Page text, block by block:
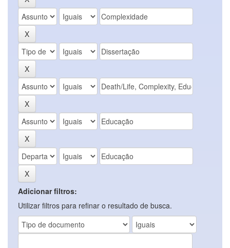
Adicionar filtros:
Utilizar filtros para refinar o resultado de busca.